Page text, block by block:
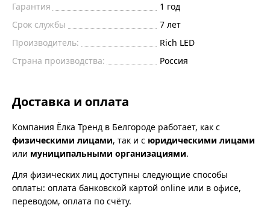
Гарантия
1 год
Срок службы
7 лет
Производитель:
Rich LED
Страна производства:
Россия
Доставка и оплата
Компания Ёлка Тренд в Белгороде работает, как с
физическими лицами, так и с юридическими лицами
или муниципальными организациями.
Для физических лиц доступны следующие способы
оплаты: оплата банковской картой online или в офисе,
переводом, оплата по счёту.